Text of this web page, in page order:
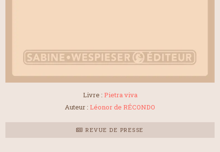
Livre : Pietra viva
Auteur : Léonor de RÉCONDO
REVUE DE PRESSE